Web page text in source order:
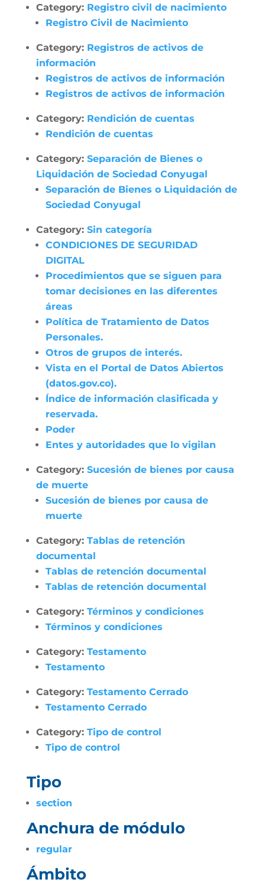
Category: Registro civil de nacimiento
Registro Civil de Nacimiento
Category: Registros de activos de
información
Registros de activos de información
Registros de activos de información
Category: Rendición de cuentas
Rendición de cuentas
Category: Separación de Bienes o
Liquidación de Sociedad Conyugal
Separación de Bienes o Liquidación de
Sociedad Conyugal
Category: Sin categoría
CONDICIONES DE SEGURIDAD
DIGITAL
Procedimientos que se siguen para
tomar decisiones en las diferentes
áreas
Política de Tratamiento de Datos
Personales.
Otros de grupos de interés.
Vista en el Portal de Datos Abiertos
(datos.gov.co).
Índice de información clasificada y
reservada.
Poder
Entes y autoridades que lo vigilan
Category: Sucesión de bienes por causa
de muerte
Sucesión de bienes por causa de
muerte
Category: Tablas de retención
documental
Tablas de retención documental
Tablas de retención documental
Category: Términos y condiciones
Términos y condiciones
Category: Testamento
Testamento
Category: Testamento Cerrado
Testamento Cerrado
Category: Tipo de control
Tipo de control
Tipo
section
Anchura de módulo
regular
Ámbito